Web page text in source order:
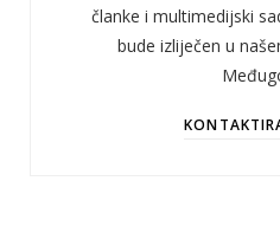
članke i multimedijski
bude izliječen u